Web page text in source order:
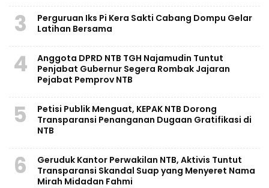
3
Perguruan Iks Pi Kera Sakti Cabang Dompu Gelar
Latihan Bersama
4
Anggota DPRD NTB TGH Najamudin Tuntut
Penjabat Gubernur Segera Rombak Jajaran
Pejabat Pemprov NTB
5
Petisi Publik Menguat, KEPAK NTB Dorong
Transparansi Penanganan Dugaan Gratifikasi di
NTB
6
Geruduk Kantor Perwakilan NTB, Aktivis Tuntut
Transparansi Skandal Suap yang Menyeret Nama
Mirah Midadan Fahmi